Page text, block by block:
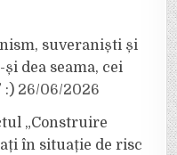
suveraniști și
dea seama, cei
:) 26/06/2026
„Construire
în situație de risc